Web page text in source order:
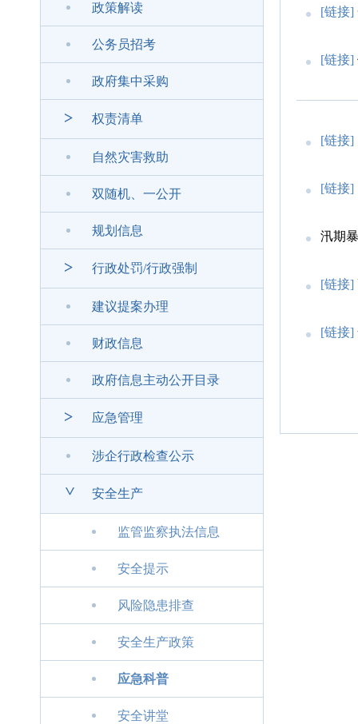
政策解读
公务员招考
政府集中采购
> 权责清单
自然灾害救助
双随机、一公开
规划信息
> 行政处罚/行政强制
建议提案办理
财政信息
政府信息主动公开目录
> 应急管理
涉企行政检查公示
> 安全生产
监管监察执法信息
安全提示
风险隐患排查
安全生产政策
应急科普
安全讲堂
[链接]
[链接]
[链接]
[链接]
汛期
[链接]
[链接]